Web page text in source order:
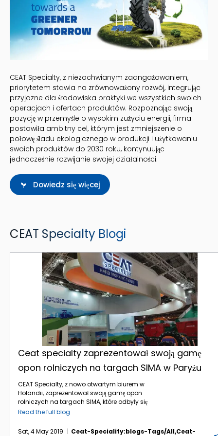
CEAT Specialty, z niezachwianym zaangażowaniem,
priorytetem stawia na zrównoważony rozwój, integrując
przyjazne dla środowiska praktyki we wszystkich swoich
operacjach i ofertach produktów. Rozpoznając swoją
pozycję w przemyśle o wysokim zużyciu energii, firma
postawiła ambitny cel, którym jest zmniejszenie o
połowę śladu ekologicznego w produkcji i użytkowaniu
swoich produktów do 2030 roku, kontynuując
jednocześnie rozwijanie swojej działalności.
Dowiedz się więcej
CEAT Specialty Blogi
Ceat specialty zaprezentował swoją gamę
opon rolniczych na targach SIMA w Paryżu
CEAT Specialty, z nowo otwartym biurem w
Holandii, zaprezentował swoją gamę opon
rolniczych na targach SIMA, które odbyły się
w dniach 24-28 lutego 2019 r.
rolniczych – serię 85, serię 65 i serię 70, które
Read the full blog
Sat, 4 May 2019
Ceat-Speciality:blogs-Tags/all,ceat-